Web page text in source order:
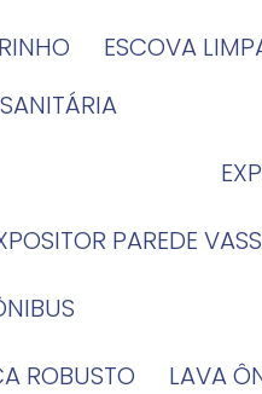
ESCOVA
PAREDE
ROBUSTO
LAVA